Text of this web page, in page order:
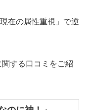
在の属性重視」で逆
する口コミをご紹